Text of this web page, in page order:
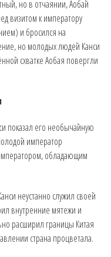
но в отчаянии, Аобай
визитом к императору
и бросился на
но молодых людей Канси
схватке Аобая повергли
показал его необычайную
император
обладающим
неустанно служил своей
внутренние мятежи и
расширил границы Китая
страна процветала.